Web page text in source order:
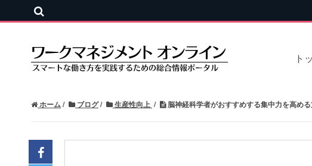
ト
ホーム ブログ 生産性向上 脳神経科学者がおすすめする集中力を高め